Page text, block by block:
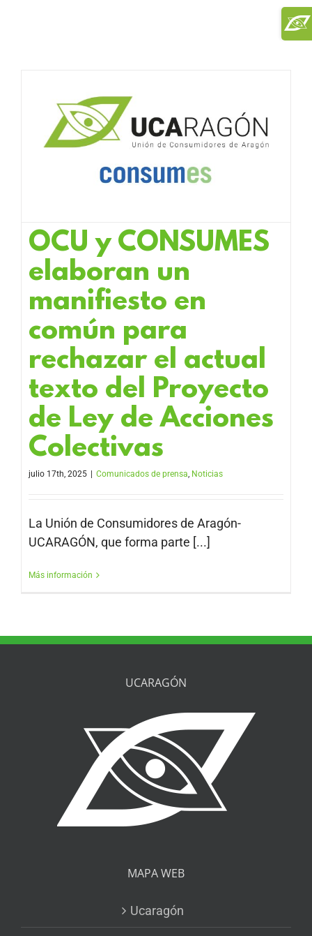
OCU y CONSUMES
elaboran un
manifiesto en
común para
rechazar el actual
texto del Proyecto
de Ley de Acciones
Colectivas
julio 17th, 2025 Comunicados de prensa, Noticias
La Unión de Consumidores de Aragón-
UCARAGÓN, que forma parte [...]
Más información
UCARAGÓN
MAPA WEB
Ucaragón